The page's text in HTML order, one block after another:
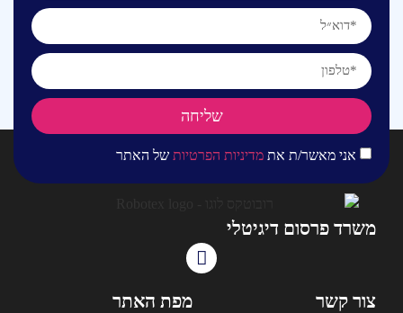
אני מאשר/ת את מדיניות הפרטיות של האתר
שליחה
משרד פרסום דיגיטלי
צור קשר מפת האתר